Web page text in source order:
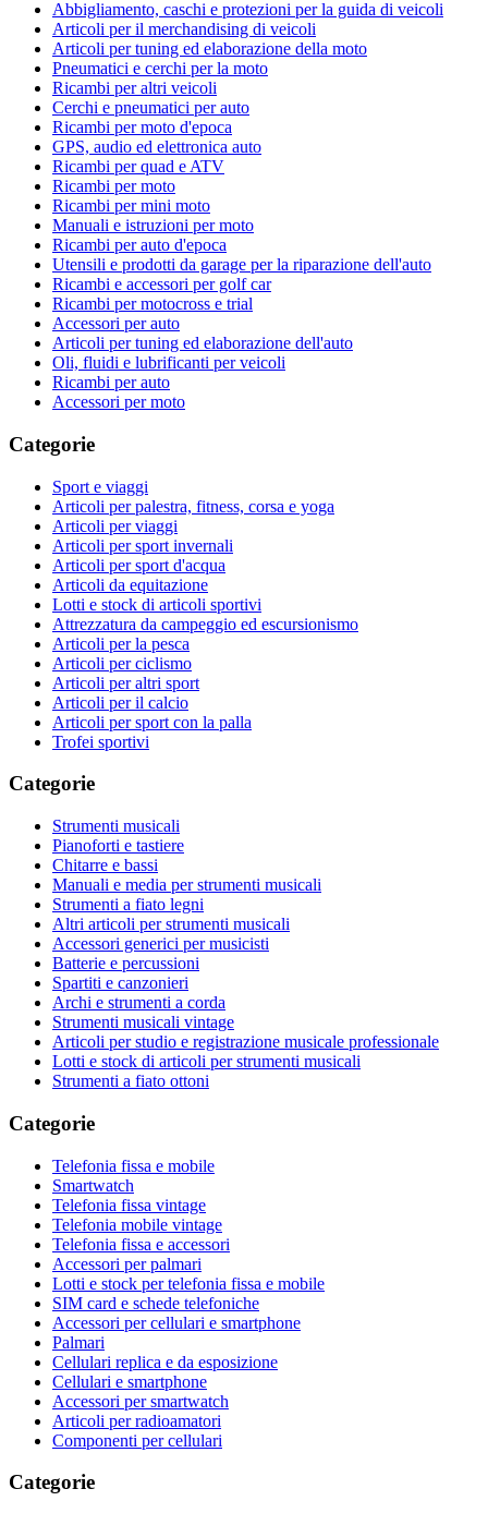
Abbigliamento, caschi e protezioni per la guida di veicoli
Articoli per il merchandising di veicoli
Articoli per tuning ed elaborazione della moto
Pneumatici e cerchi per la moto
Ricambi per altri veicoli
Cerchi e pneumatici per auto
Ricambi per moto d'epoca
GPS, audio ed elettronica auto
Ricambi per quad e ATV
Ricambi per moto
Ricambi per mini moto
Manuali e istruzioni per moto
Ricambi per auto d'epoca
Utensili e prodotti da garage per la riparazione dell'auto
Ricambi e accessori per golf car
Ricambi per motocross e trial
Accessori per auto
Articoli per tuning ed elaborazione dell'auto
Oli, fluidi e lubrificanti per veicoli
Ricambi per auto
Accessori per moto
Categorie
Sport e viaggi
Articoli per palestra, fitness, corsa e yoga
Articoli per viaggi
Articoli per sport invernali
Articoli per sport d'acqua
Articoli da equitazione
Lotti e stock di articoli sportivi
Attrezzatura da campeggio ed escursionismo
Articoli per la pesca
Articoli per ciclismo
Articoli per altri sport
Articoli per il calcio
Articoli per sport con la palla
Trofei sportivi
Categorie
Strumenti musicali
Pianoforti e tastiere
Chitarre e bassi
Manuali e media per strumenti musicali
Strumenti a fiato legni
Altri articoli per strumenti musicali
Accessori generici per musicisti
Batterie e percussioni
Spartiti e canzonieri
Archi e strumenti a corda
Strumenti musicali vintage
Articoli per studio e registrazione musicale professionale
Lotti e stock di articoli per strumenti musicali
Strumenti a fiato ottoni
Categorie
Telefonia fissa e mobile
Smartwatch
Telefonia fissa vintage
Telefonia mobile vintage
Telefonia fissa e accessori
Accessori per palmari
Lotti e stock per telefonia fissa e mobile
SIM card e schede telefoniche
Accessori per cellulari e smartphone
Palmari
Cellulari replica e da esposizione
Cellulari e smartphone
Accessori per smartwatch
Articoli per radioamatori
Componenti per cellulari
Categorie